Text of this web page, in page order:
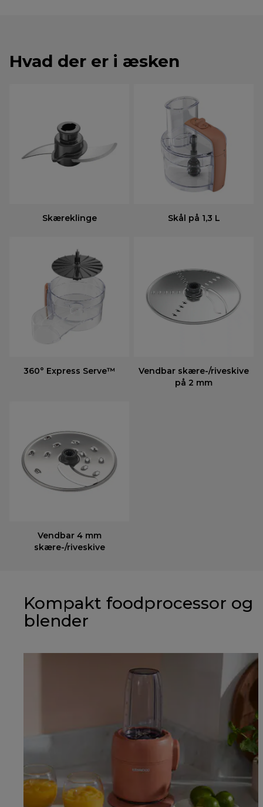
Hvad der er i æsken
Skæreklinge Skål på 1,3 L
360° Express Serve™
Vendbar skære-/riveskive
på 2 mm
Vendbar 4 mm
skære-/riveskive
Kompakt foodprocessor og
blender